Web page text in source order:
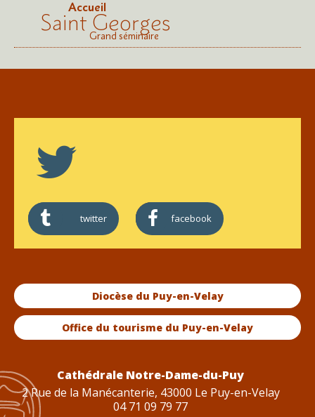
Accueil
Saint Georges
Grand séminaire
twitter facebook
Diocèse du Puy-en-Velay
Office du tourisme du Puy-en-Velay
Cathédrale Notre-Dame-du-Puy
2 Rue de la Manécanterie, 43000 Le Puy-en-Velay
04 71 09 79 77